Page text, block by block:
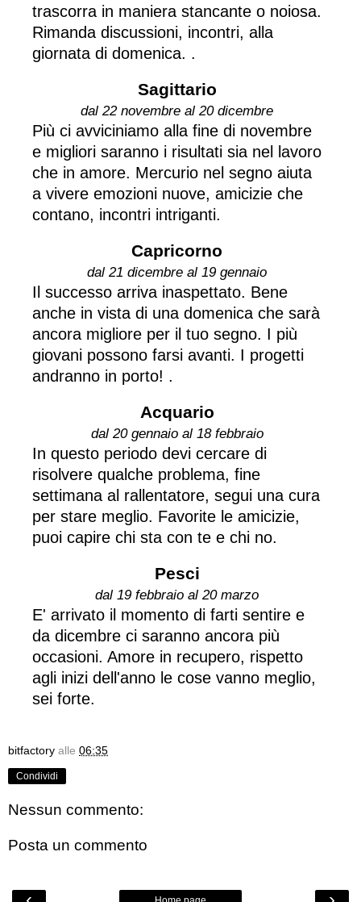
trascorra in maniera stancante o noiosa.
Rimanda discussioni, incontri, alla
giornata di domenica. .
Sagittario
dal 22 novembre al 20 dicembre
Più ci avviciniamo alla fine di novembre
e migliori saranno i risultati sia nel lavoro
che in amore. Mercurio nel segno aiuta
a vivere emozioni nuove, amicizie che
contano, incontri intriganti.
Capricorno
dal 21 dicembre al 19 gennaio
Il successo arriva inaspettato. Bene
anche in vista di una domenica che sarà
ancora migliore per il tuo segno. I più
giovani possono farsi avanti. I progetti
andranno in porto! .
Acquario
dal 20 gennaio al 18 febbraio
In questo periodo devi cercare di
risolvere qualche problema, fine
settimana al rallentatore, segui una cura
per stare meglio. Favorite le amicizie,
puoi capire chi sta con te e chi no.
Pesci
dal 19 febbraio al 20 marzo
E' arrivato il momento di farti sentire e
da dicembre ci saranno ancora più
occasioni. Amore in recupero, rispetto
agli inizi dell'anno le cose vanno meglio,
sei forte.
bitfactory alle 06:35
Condividi
Nessun commento:
Posta un commento